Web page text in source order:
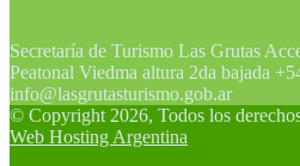
Secretaría de Turismo Las Grutas
Peatonal Viedma altura 2da bajada
info@lasgrutasturismo.gob.ar
© Copyright 2026, Todos los
Web Hosting Argentina